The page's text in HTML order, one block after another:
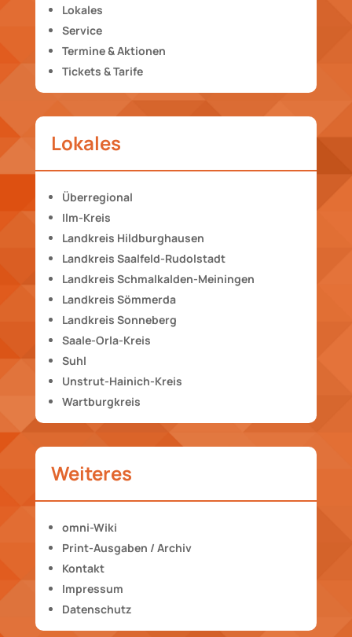
Lokales
Service
Termine & Aktionen
Tickets & Tarife
Lokales
Überregional
Ilm-Kreis
Landkreis Hildburghausen
Landkreis Saalfeld-Rudolstadt
Landkreis Schmalkalden-Meiningen
Landkreis Sömmerda
Landkreis Sonneberg
Saale-Orla-Kreis
Suhl
Unstrut-Hainich-Kreis
Wartburgkreis
Weiteres
omni-Wiki
Print-Ausgaben / Archiv
Kontakt
Impressum
Datenschutz